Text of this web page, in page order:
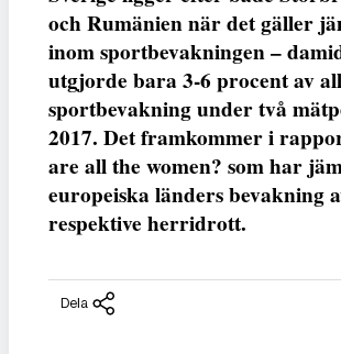
och Rumänien när det gäller
inom sportbevakningen –
utgjorde bara 3-6 procent av all
sportbevakning under två
2017. Det framkommer i
are all the women? som har
europeiska länders bevakning
respektive herridrott.
Dela